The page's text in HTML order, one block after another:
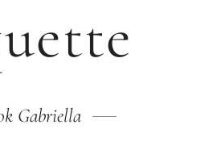
Gabriella